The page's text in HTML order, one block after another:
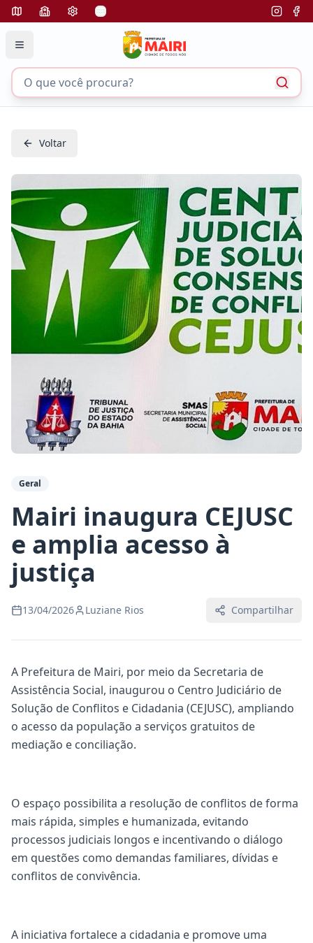
Voltar
Geral
Mairi inaugura CEJUSC
e amplia acesso à
justiça
13/04/2026 Luziane Rios Compartilhar
A Prefeitura de Mairi, por meio da Secretaria de
Assistência Social, inaugurou o Centro Judiciário de
Solução de Conflitos e Cidadania (CEJUSC), ampliando
o acesso da população a serviços gratuitos de
mediação e conciliação.
O espaço possibilita a resolução de conflitos de forma
mais rápida, simples e humanizada, evitando
processos judiciais longos e incentivando o diálogo
em questões como demandas familiares, dívidas e
conflitos de convivência.
A iniciativa fortalece a cidadania e promove uma